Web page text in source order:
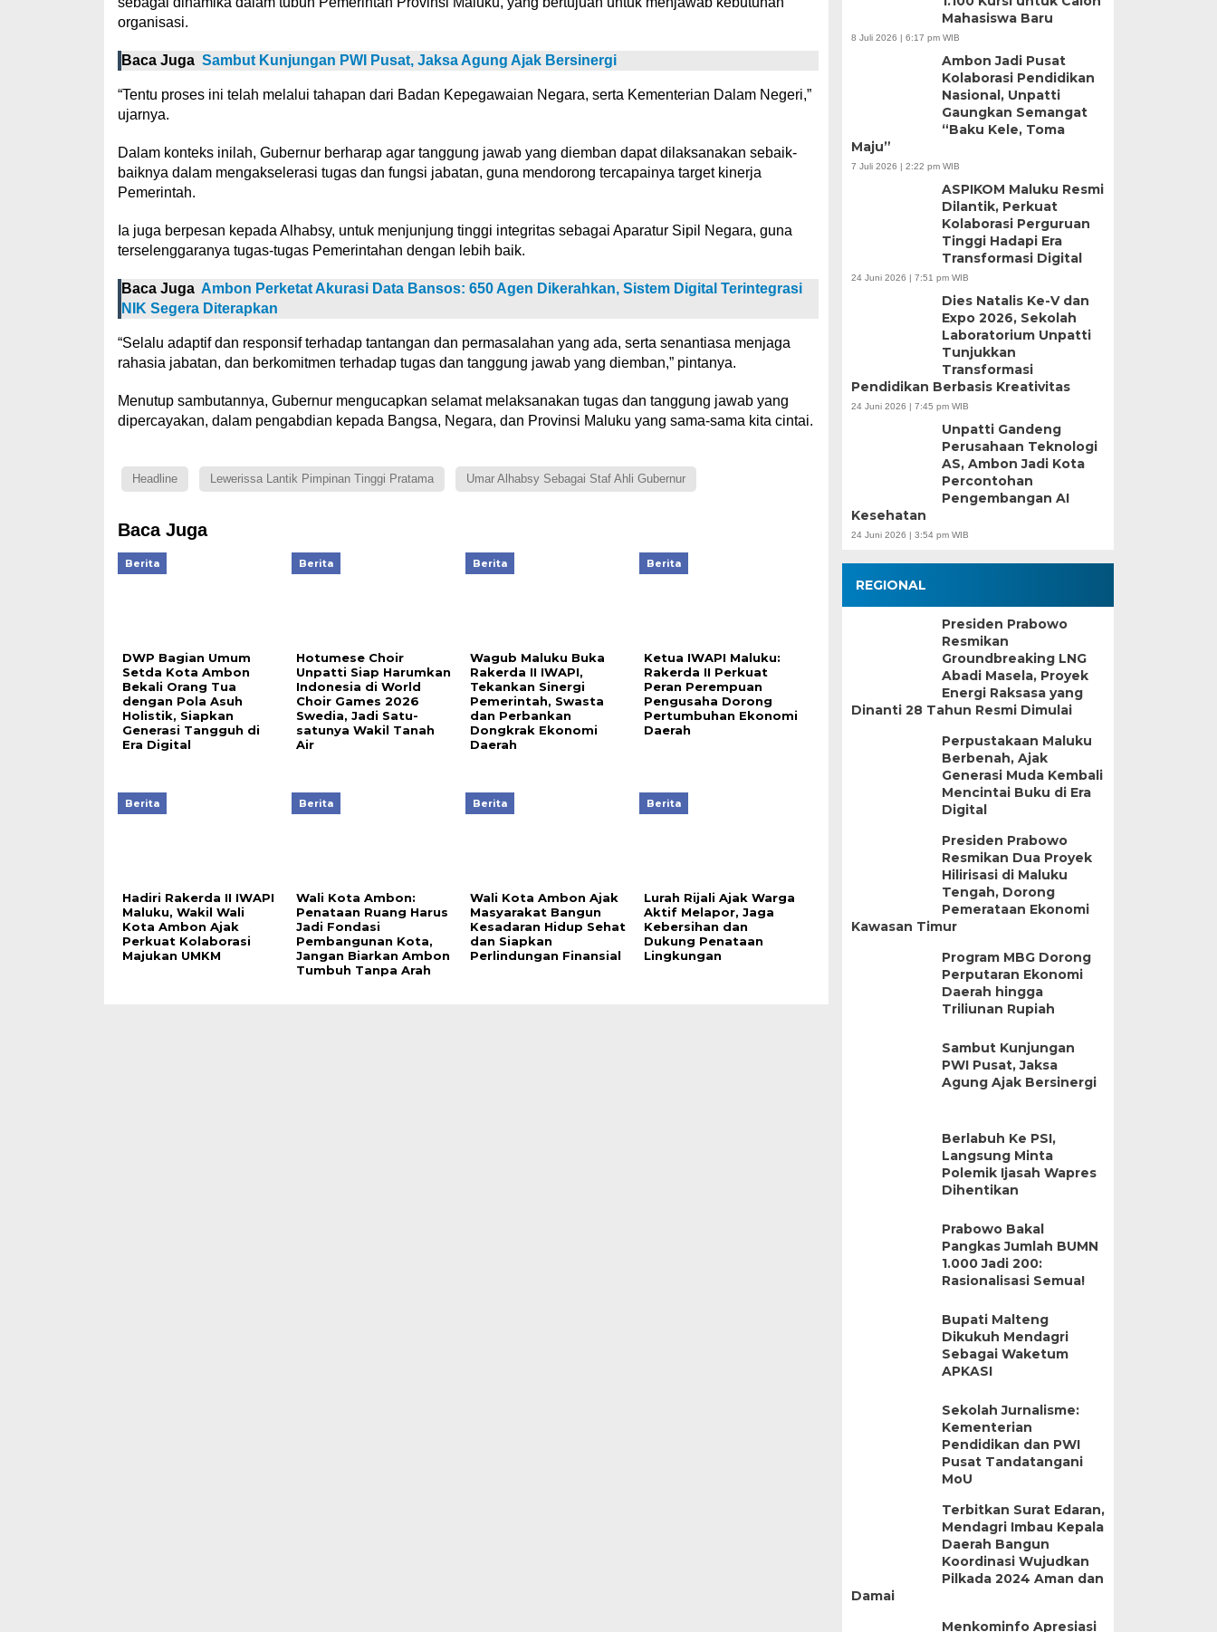
organisasi.
Baca Juga Sambut Kunjungan PWI Pusat, Jaksa Agung Ajak Bersinergi
“Tentu proses ini telah melalui tahapan dari Badan Kepegawaian Negara, serta Kementerian Dalam Negeri,”
ujarnya.
Dalam konteks inilah, Gubernur berharap agar tanggung jawab yang diemban dapat dilaksanakan sebaik-
baiknya dalam mengakselerasi tugas dan fungsi jabatan, guna mendorong tercapainya target kinerja
Pemerintah.
Ia juga berpesan kepada Alhabsy, untuk menjunjung tinggi integritas sebagai Aparatur Sipil Negara, guna
terselenggaranya tugas-tugas Pemerintahan dengan lebih baik.
Baca Juga Ambon Perketat Akurasi Data Bansos: 650 Agen Dikerahkan, Sistem Digital Terintegrasi
NIK Segera Diterapkan
“Selalu adaptif dan responsif terhadap tantangan dan permasalahan yang ada, serta senantiasa menjaga
rahasia jabatan, dan berkomitmen terhadap tugas dan tanggung jawab yang diemban,” pintanya.
Menutup sambutannya, Gubernur mengucapkan selamat melaksanakan tugas dan tanggung jawab yang
dipercayakan, dalam pengabdian kepada Bangsa, Negara, dan Provinsi Maluku yang sama-sama kita cintai.
Headline Lewerissa Lantik Pimpinan Tinggi Pratama Umar Alhabsy Sebagai Staf Ahli Gubernur
Baca Juga
Berita
DWP Bagian Umum
Setda Kota Ambon
Bekali Orang Tua
dengan Pola Asuh
Holistik, Siapkan
Generasi Tangguh di
Era Digital
Berita
Hotumese Choir
Unpatti Siap Harumkan
Indonesia di World
Choir Games 2026
Swedia, Jadi Satu-
satunya Wakil Tanah
Air
Berita
Wagub Maluku Buka
Rakerda II IWAPI,
Tekankan Sinergi
Pemerintah, Swasta
dan Perbankan
Dongkrak Ekonomi
Daerah
Berita
Ketua IWAPI Maluku:
Rakerda II Perkuat
Peran Perempuan
Pengusaha Dorong
Pertumbuhan Ekonomi
Daerah
Berita
Hadiri Rakerda II IWAPI
Maluku, Wakil Wali
Kota Ambon Ajak
Perkuat Kolaborasi
Majukan UMKM
Berita
Wali Kota Ambon:
Penataan Ruang Harus
Jadi Fondasi
Pembangunan Kota,
Jangan Biarkan Ambon
Tumbuh Tanpa Arah
Berita
Wali Kota Ambon Ajak
Masyarakat Bangun
Kesadaran Hidup Sehat
dan Siapkan
Perlindungan Finansial
Berita
Lurah Rijali Ajak Warga
Aktif Melapor, Jaga
Kebersihan dan
Dukung Penataan
Lingkungan
Mahasiswa Baru
8 Juli 2026 | 6:17 pm WIB
Ambon Jadi Pusat
Kolaborasi Pendidikan
Nasional, Unpatti
Gaungkan Semangat
“Baku Kele, Toma
Maju”
7 Juli 2026 | 2:22 pm WIB
ASPIKOM Maluku Resmi
Dilantik, Perkuat
Kolaborasi Perguruan
Tinggi Hadapi Era
Transformasi Digital
24 Juni 2026 | 7:51 pm WIB
Dies Natalis Ke-V dan
Expo 2026, Sekolah
Laboratorium Unpatti
Tunjukkan
Transformasi
Pendidikan Berbasis Kreativitas
24 Juni 2026 | 7:45 pm WIB
Unpatti Gandeng
Perusahaan Teknologi
AS, Ambon Jadi Kota
Percontohan
Pengembangan AI
Kesehatan
24 Juni 2026 | 3:54 pm WIB
REGIONAL
Presiden Prabowo
Resmikan
Groundbreaking LNG
Abadi Masela, Proyek
Energi Raksasa yang
Dinanti 28 Tahun Resmi Dimulai
Perpustakaan Maluku
Berbenah, Ajak
Generasi Muda Kembali
Mencintai Buku di Era
Digital
Presiden Prabowo
Resmikan Dua Proyek
Hilirisasi di Maluku
Tengah, Dorong
Pemerataan Ekonomi
Kawasan Timur
Program MBG Dorong
Perputaran Ekonomi
Daerah hingga
Triliunan Rupiah
Sambut Kunjungan
PWI Pusat, Jaksa
Agung Ajak Bersinergi
Berlabuh Ke PSI,
Langsung Minta
Polemik Ijasah Wapres
Dihentikan
Prabowo Bakal
Pangkas Jumlah BUMN
1.000 Jadi 200:
Rasionalisasi Semua!
Bupati Malteng
Dikukuh Mendagri
Sebagai Waketum
APKASI
Sekolah Jurnalisme:
Kementerian
Pendidikan dan PWI
Pusat Tandatangani
MoU
Terbitkan Surat Edaran,
Mendagri Imbau Kepala
Daerah Bangun
Koordinasi Wujudkan
Pilkada 2024 Aman dan
Damai
Menkominfo Apresiasi